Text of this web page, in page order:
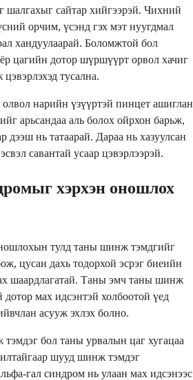
шалгахыг сайтар хийгээрэй. Чихний
орчим, үсэнд гэх мэт нуугдмал
хандуулаарай. Боломжтой бол
цагийн дотор шүршүүрт орвол хачиг
тусална.
олвол нарийн үзүүртэй пинцет ашиглан
арьсандаа аль болох ойрхон барьж,
дээш нь татаарай. Дараа нь хазуулсан
савантай усаар цэвэрлээрэй.
хэрхэн оношлох
тулд таны шинж тэмдгийг
цусан дахь тодорхой эсрэг биеийн
шаардлагатай. Таны эмч таны шинж
мах идсэнтэй холбоотой үед
асууж эхлэх болно.
бол таны урвалын цаг хугацаа
шууд шинж тэмдэг
гал синдром нь улаан мах идсэнээс